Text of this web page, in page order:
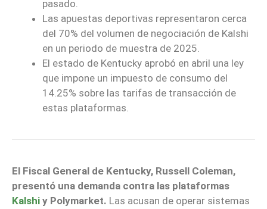
pasado.
Las apuestas deportivas representaron cerca
del 70% del volumen de negociación de Kalshi
en un periodo de muestra de 2025.
El estado de Kentucky aprobó en abril una ley
que impone un impuesto de consumo del
14.25% sobre las tarifas de transacción de
estas plataformas.
El Fiscal General de Kentucky, Russell Coleman,
presentó una demanda contra las plataformas
Kalshi y Polymarket. Las acusan de operar sistemas